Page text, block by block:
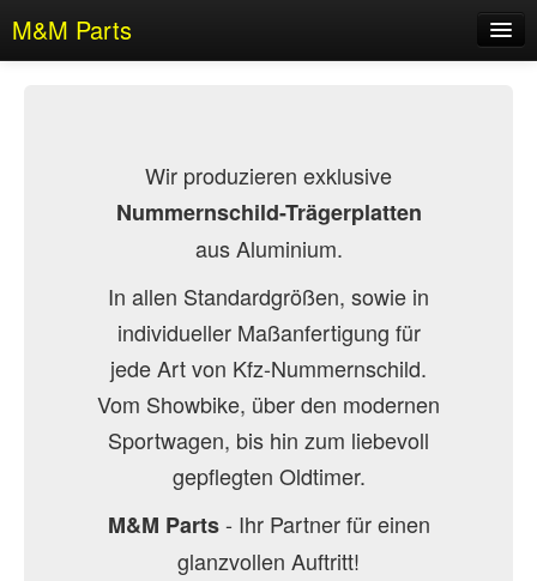
M&M Parts
Wir produzieren exklusive
Nummernschild-Trägerplatten
aus Aluminium.
In allen Standardgrößen, sowie in
individueller Maßanfertigung für
jede Art von Kfz-Nummernschild.
Vom Showbike, über den modernen
Sportwagen, bis hin zum liebevoll
gepflegten Oldtimer.
M&M Parts- Ihr Partner für einen
glanzvollen Auftritt!